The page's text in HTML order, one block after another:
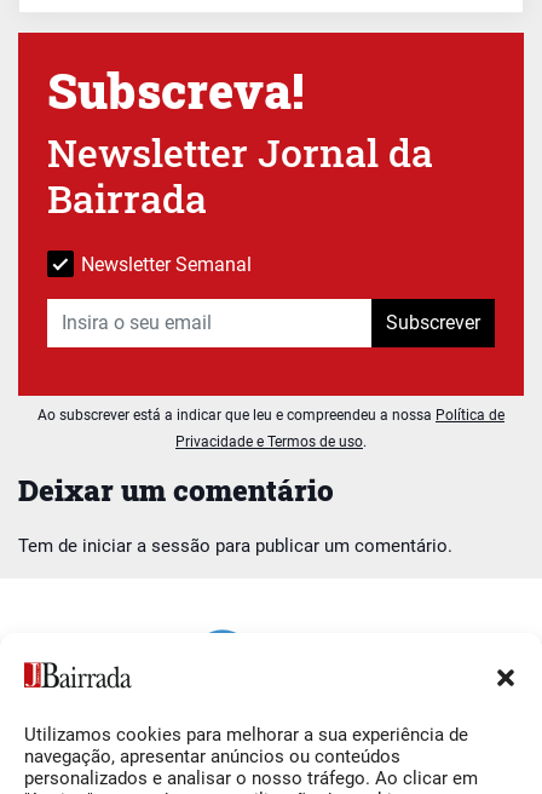
Utilizamos cookies para melhorar a sua experiência de
navegação, apresentar anúncios ou conteúdos
personalizados e analisar o nosso tráfego. Ao clicar em
Deixar um comentário
Tem de iniciar a sessão para publicar um comentário.
Subscreva!
Newsletter Jornal da
Bairrada
Newsletter Semanal
Subscrever
Ao subscrever está a indicar que leu e compreendeu a nossa Política de
Privacidade e Termos de uso.
Siga-nos O Jornal da Bairrada